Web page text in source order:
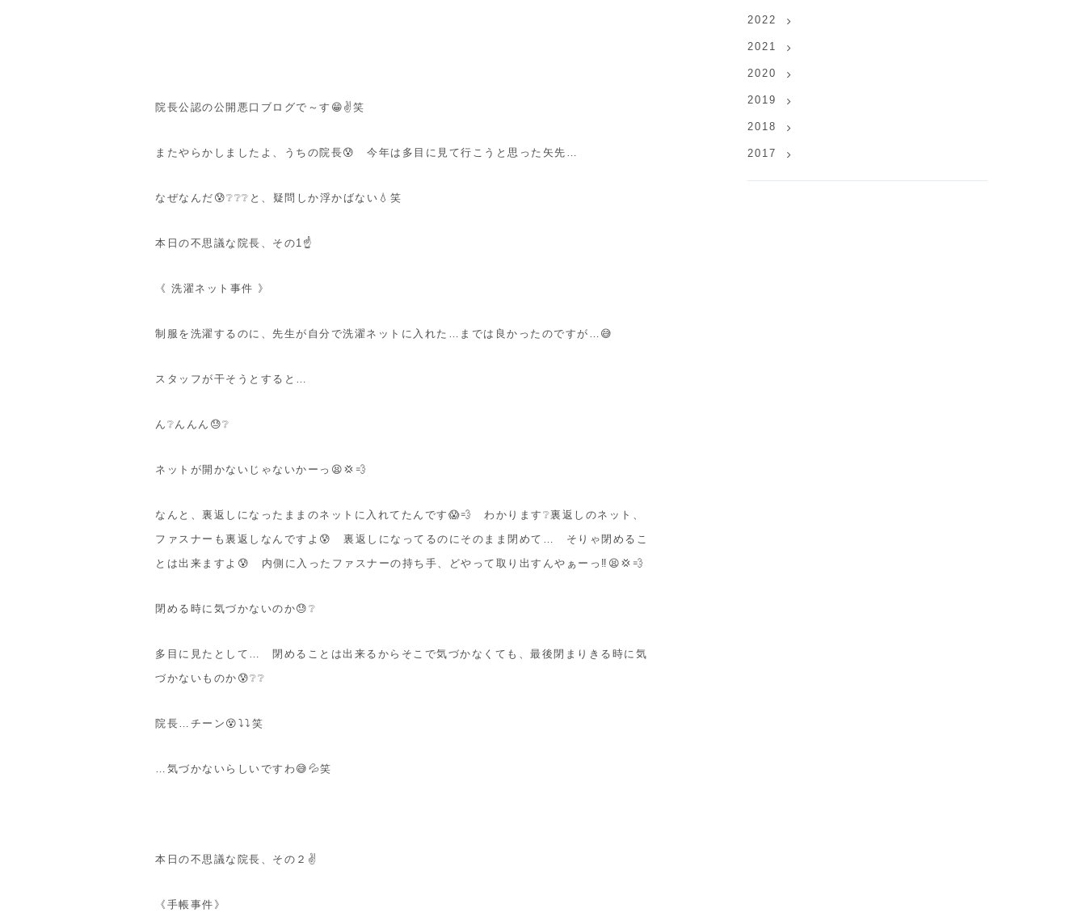
HOME
院長公認の公開悪口ブログで～す😁✌笑
またやらかしましたよ、うちの院長😰 今年は多目に見て行こうと思った矢先…
なぜなんだ😰❔❔❔と、疑問しか浮かばない💧笑
本日の不思議な院長、その1☝
《 洗濯ネット事件 》
制服を洗濯するのに、先生が自分で洗濯ネットに入れた…までは良かったのですが…😅
スタッフが干そうとすると…
ん❔んんん😓❔
ネットが開かないじゃないかーっ😫💢💨
なんと、裏返しになったままのネットに入れてたんです😱💨 わかります❔裏返しのネット、
ファスナーも裏返しなんですよ😰 裏返しになってるのにそのまま閉めて… そりゃ閉めるこ
とは出来ますよ😰 内側に入ったファスナーの持ち手、どやって取り出すんやぁーっ‼😫💢💨
閉める時に気づかないのか😓❔
多目に見たとして… 閉めることは出来るからそこで気づかなくても、最後閉まりきる時に気
づかないものか😰❔❔
院長…チーン😵⤵⤵笑
…気づかないらしいですわ😅💦笑
本日の不思議な院長、その２✌
《手帳事件》
2022
2021
2020
2019
2018
2017